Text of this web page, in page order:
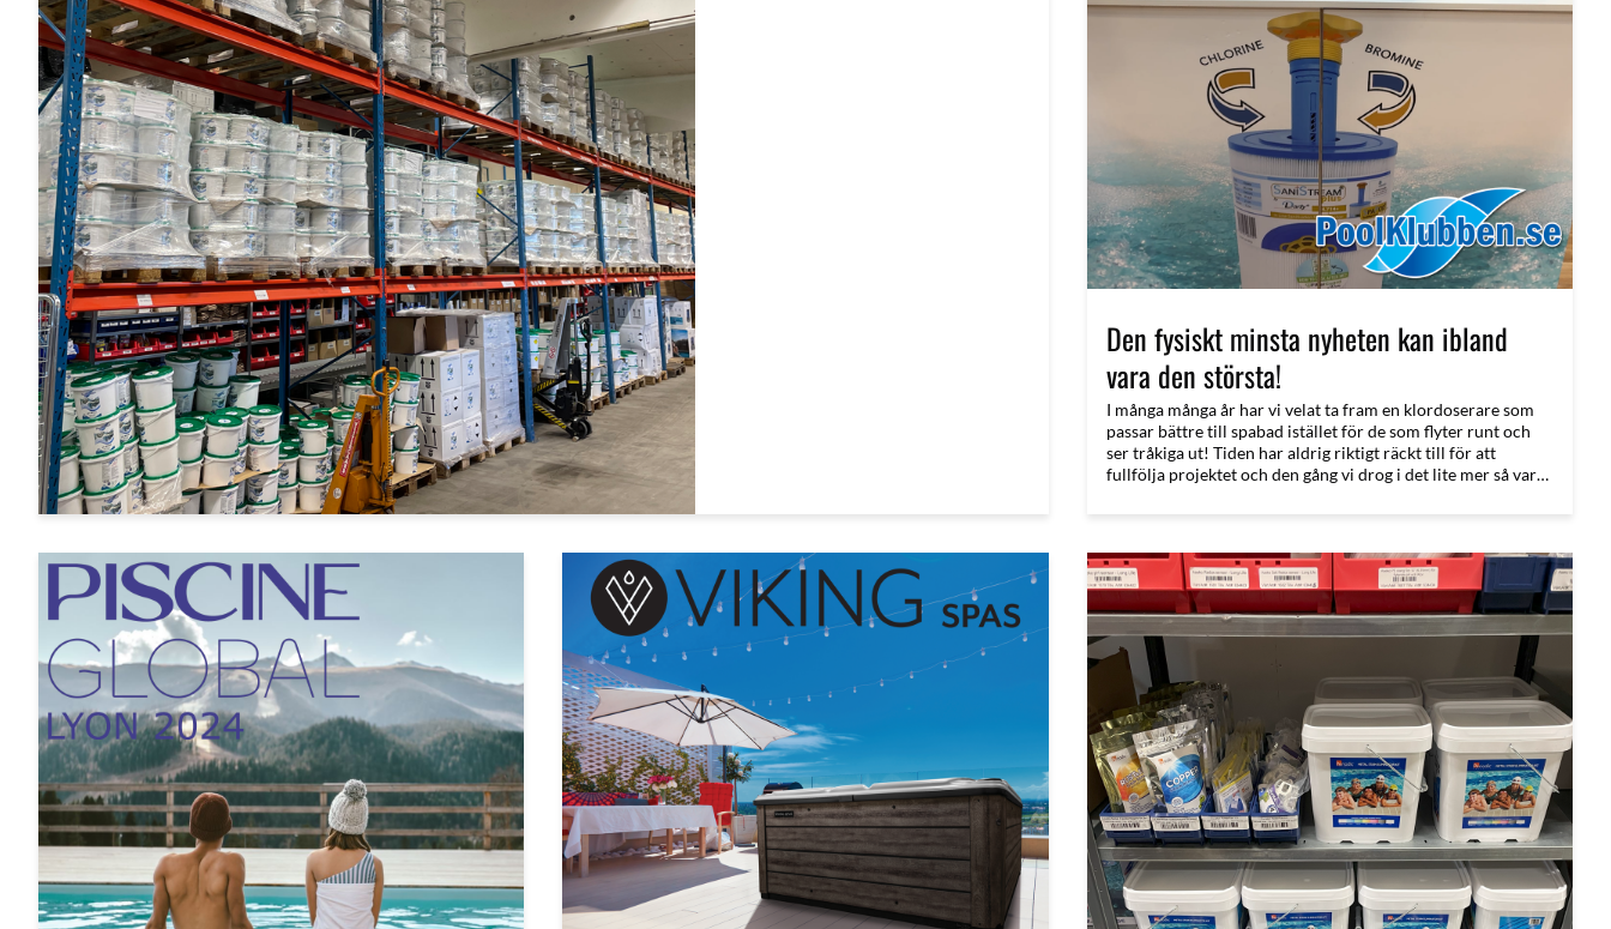
Den fysiskt minsta nyheten kan ibland
vara den största!
I många många år har vi velat ta fram en klordoserare som
passar bättre till spabad istället för de som flyter runt och
ser tråkiga ut! Tiden har aldrig riktigt räckt till för att
fullfölja projektet och den gång vi drog i det lite mer så var